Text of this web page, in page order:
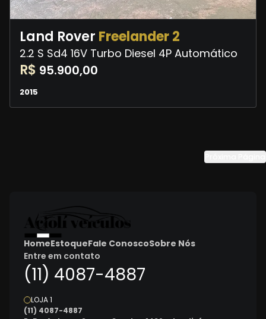
Land Rover Freelander 2
2.2 S Sd4 16V Turbo Diesel 4P Automático
R$ 95.900,00
2015
HomeEstoqueFale ConoscoSobre Nós
Entre em contato
(11) 4087-4887
LOJA 1
(11) 4087-4887